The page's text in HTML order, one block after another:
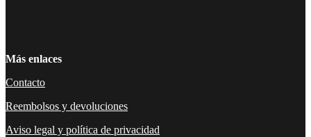
Más enlaces
Contacto
Reembolsos y devoluciones
Aviso legal y política de privacidad